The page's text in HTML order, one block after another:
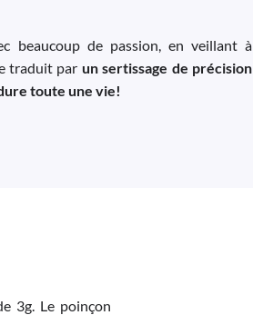
beaucoup de passion, en veillant à
traduit par un sertissage de précision
toute une vie!
3g. Le poinçon